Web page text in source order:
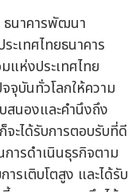
ธนาคารพัฒนา
ะเทศไทยธนาคาร
ห่งประเทศไทย
จุบันทั่วโลกให้ความ
นองและคำนึงถึง
ะได้รับการตอบรับที่ดี
ารดำเนินธุรกิจตาม
รเติบโตสูง และได้รับ